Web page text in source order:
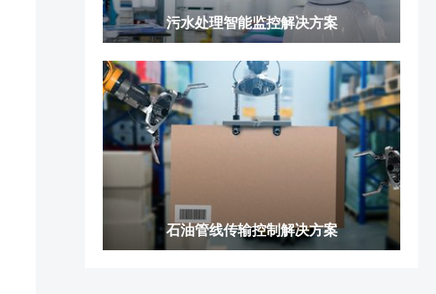
污水处理智能监控解决方案
石油管线传输控制解决方案